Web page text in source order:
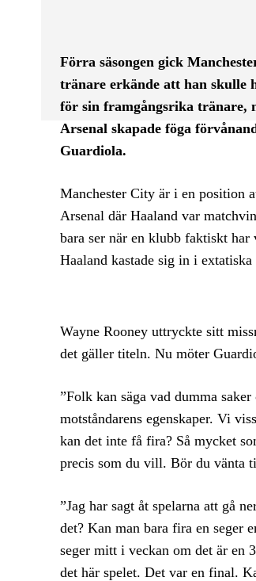
Förra säsongen gick
tränare erkände att han skulle
för sin framgångsrika tränare,
Arsenal skapade föga
Guardiola.
Manchester City är i en position
Arsenal där Haaland var
bara ser när en klubb faktiskt
Haaland kastade sig in i
Wayne Rooney uttryckte sitt
det gäller titeln. Nu möter
”Folk kan säga vad dumma
motståndarens egenskaper. Vi
kan det inte få fira? Så mycket
precis som du vill. Bör du vänta
”Jag har sagt åt spelarna att gå
det? Kan man bara fira en seger
seger mitt i veckan om det är en
det här spelet. Det var en final.